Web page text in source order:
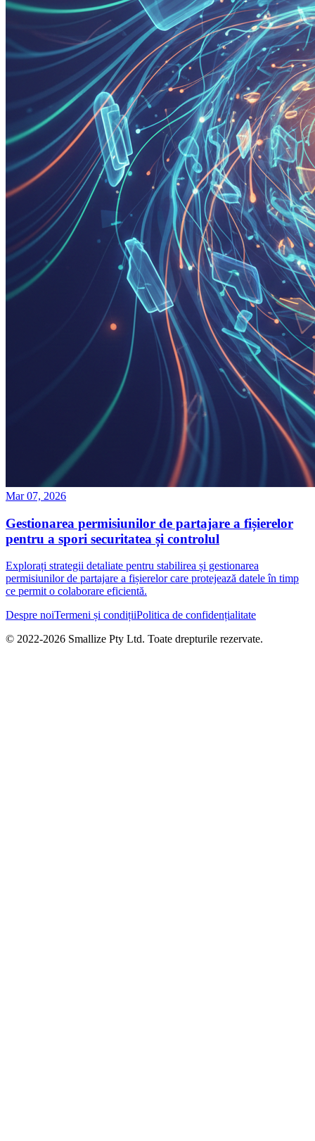
Mar 07, 2026
Gestionarea permisiunilor de partajare a fișierelor
pentru a spori securitatea și controlul
Explorați strategii detaliate pentru stabilirea și gestionarea
permisiunilor de partajare a fișierelor care protejează datele în timp
ce permit o colaborare eficientă.
Despre noiTermeni și condițiiPolitica de confidențialitate
© 2022-2026 Smallize Pty Ltd. Toate drepturile rezervate.